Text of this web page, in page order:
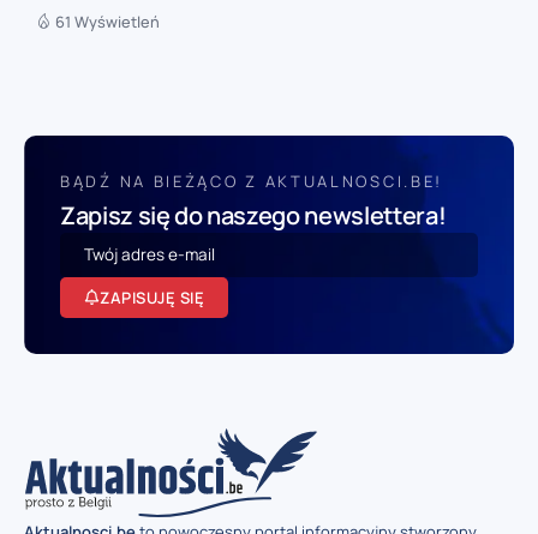
61 Wyświetleń
BĄDŹ NA BIEŻĄCO Z AKTUALNOSCI.BE!
Zapisz się do naszego newslettera!
ZAPISUJĘ SIĘ